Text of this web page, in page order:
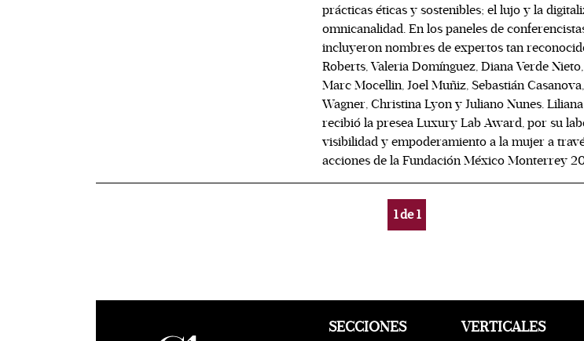
prácticas éticas y sostenibles; el lujo y la
omnicanalidad. En los paneles de
incluyeron nombres de expertos tan
Roberts, Valeria Domínguez, Diana Verde
Marc Mocellin, Joel Muñiz, Sebastián
Wagner, Christina Lyon y Juliano Nunes.
recibió la presea Luxury Lab Award, por su
visibilidad y empoderamiento a la mujer a
acciones de la Fundación México Monterrey
1de1
SECCIONES VERTICALES